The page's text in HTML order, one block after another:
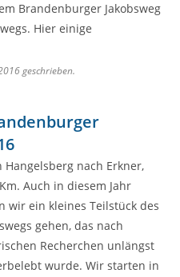
Brandenburger Jakobsweg
Hier einige
geschrieben.
Hangelsberg nach Erkner,
Auch in diesem Jahr
wir ein kleines Teilstück des
gehen, das nach
Recherchen unlängst
wurde. Wir starten in